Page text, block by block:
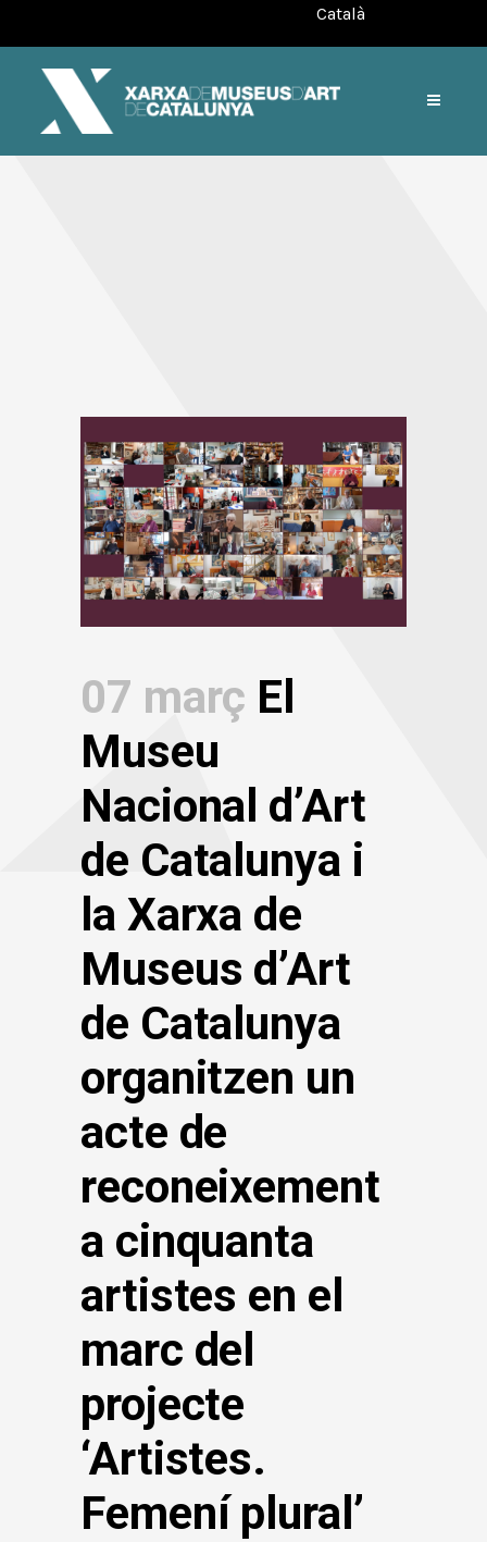
Català
07 març El
Museu
Nacional d’Art
de Catalunya i
la Xarxa de
Museus d’Art
de Catalunya
organitzen un
acte de
reconeixement
a cinquanta
artistes en el
marc del
projecte
‘Artistes.
Femení plural’